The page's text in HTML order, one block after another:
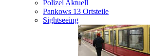
Polizei Aktuell
Pankows 13 Ortsteile
Sightseeing